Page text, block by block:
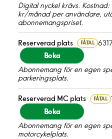
Digital nyckel krävs. Kostnad:
kr/månad per användare,
abonnemangspriset.
Reserverad plats FÅTAL
Boka
Abonnemang för en egen
parkeringsplats.
Reserverad MC plats FÅTAL
Boka
Abonnemang för en egen
motorcykelplats.